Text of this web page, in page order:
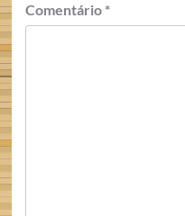
Comentário *